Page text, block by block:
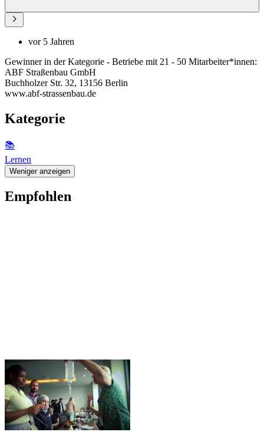
vor 5 Jahren
Gewinner in der Kategorie - Betriebe mit 21 - 50 Mitarbeiter*innen:
ABF Straßenbau GmbH
Buchholzer Str. 32, 13156 Berlin
www.abf-strassenbau.de
Kategorie
📚
Lernen
Weniger anzeigen
Empfohlen